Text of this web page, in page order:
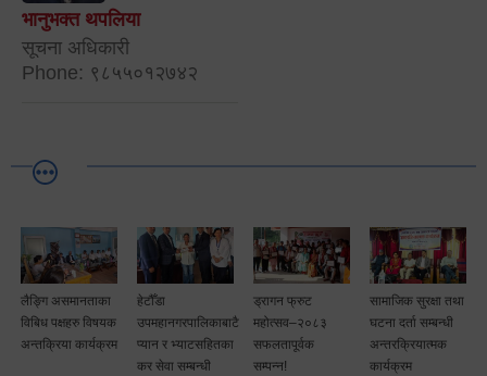
भानुभक्त थपलिया
सूचना अधिकारी
Phone: ९८५५०१२७४२
लैङ्गि असमानताका
विबिध पक्षहरु विषयक
अन्तक्रिया कार्यक्रम
हेटौँडा
उपमहानगरपालिकाबाटै
प्यान र भ्याटसहितका
कर सेवा सम्बन्धी
ड्रागन फ्रुट
महोत्सव–२०८३
सफलतापूर्वक
सम्पन्न!
सामाजिक सुरक्षा तथा
घटना दर्ता सम्बन्धी
अन्तरक्रियात्मक
कार्यक्रम